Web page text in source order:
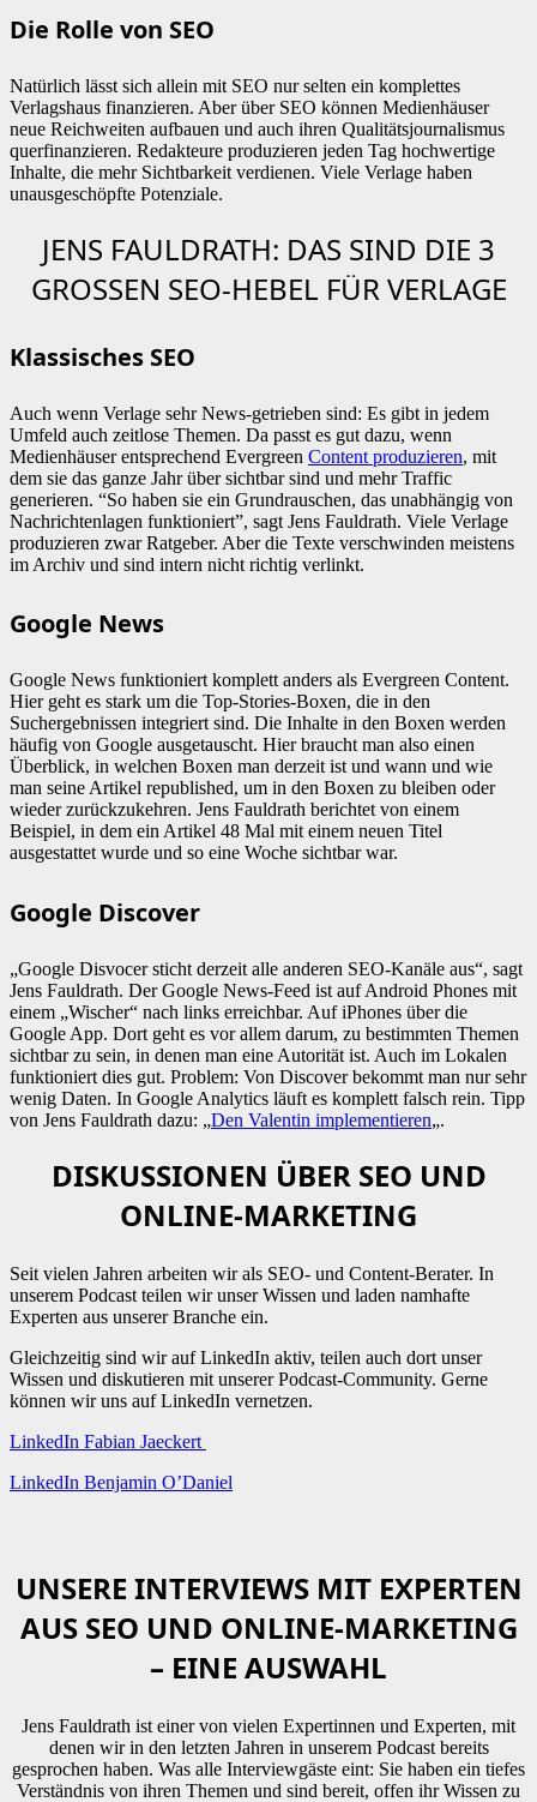
Die Rolle von SEO
Natürlich lässt sich allein mit SEO nur selten ein komplettes
Verlagshaus finanzieren. Aber über SEO können Medienhäuser
neue Reichweiten aufbauen und auch ihren Qualitätsjournalismus
querfinanzieren. Redakteure produzieren jeden Tag hochwertige
Inhalte, die mehr Sichtbarkeit verdienen. Viele Verlage haben
unausgeschöpfte Potenziale.
JENS FAULDRATH: DAS SIND DIE 3
GROSSEN SEO-HEBEL FÜR VERLAGE
Klassisches SEO
Auch wenn Verlage sehr News-getrieben sind: Es gibt in jedem
Umfeld auch zeitlose Themen. Da passt es gut dazu, wenn
Medienhäuser entsprechend Evergreen Content produzieren, mit
dem sie das ganze Jahr über sichtbar sind und mehr Traffic
generieren. “So haben sie ein Grundrauschen, das unabhängig von
Nachrichtenlagen funktioniert”, sagt Jens Fauldrath. Viele Verlage
produzieren zwar Ratgeber. Aber die Texte verschwinden meistens
im Archiv und sind intern nicht richtig verlinkt.
Google News
Google News funktioniert komplett anders als Evergreen Content.
Hier geht es stark um die Top-Stories-Boxen, die in den
Suchergebnissen integriert sind. Die Inhalte in den Boxen werden
häufig von Google ausgetauscht. Hier braucht man also einen
Überblick, in welchen Boxen man derzeit ist und wann und wie
man seine Artikel republished, um in den Boxen zu bleiben oder
wieder zurückzukehren. Jens Fauldrath berichtet von einem
Beispiel, in dem ein Artikel 48 Mal mit einem neuen Titel
ausgestattet wurde und so eine Woche sichtbar war.
Google Discover
„Google Disvocer sticht derzeit alle anderen SEO-Kanäle aus“, sagt
Jens Fauldrath. Der Google News-Feed ist auf Android Phones mit
einem „Wischer“ nach links erreichbar. Auf iPhones über die
Google App. Dort geht es vor allem darum, zu bestimmten Themen
sichtbar zu sein, in denen man eine Autorität ist. Auch im Lokalen
funktioniert dies gut. Problem: Von Discover bekommt man nur sehr
wenig Daten. In Google Analytics läuft es komplett falsch rein. Tipp
von Jens Fauldrath dazu: „Den Valentin implementieren„.
DISKUSSIONEN ÜBER SEO UND
ONLINE-MARKETING
Seit vielen Jahren arbeiten wir als SEO- und Content-Berater. In
unserem Podcast teilen wir unser Wissen und laden namhafte
Experten aus unserer Branche ein.
Gleichzeitig sind wir auf LinkedIn aktiv, teilen auch dort unser
Wissen und diskutieren mit unserer Podcast-Community. Gerne
können wir uns auf LinkedIn vernetzen.
LinkedIn Fabian Jaeckert
LinkedIn Benjamin O’Daniel
UNSERE INTERVIEWS MIT EXPERTEN
AUS SEO UND ONLINE-MARKETING
– EINE AUSWAHL
Jens Fauldrath ist einer von vielen Expertinnen und Experten, mit
denen wir in den letzten Jahren in unserem Podcast bereits
gesprochen haben. Was alle Interviewgäste eint: Sie haben ein tiefes
Verständnis von ihren Themen und sind bereit, offen ihr Wissen zu